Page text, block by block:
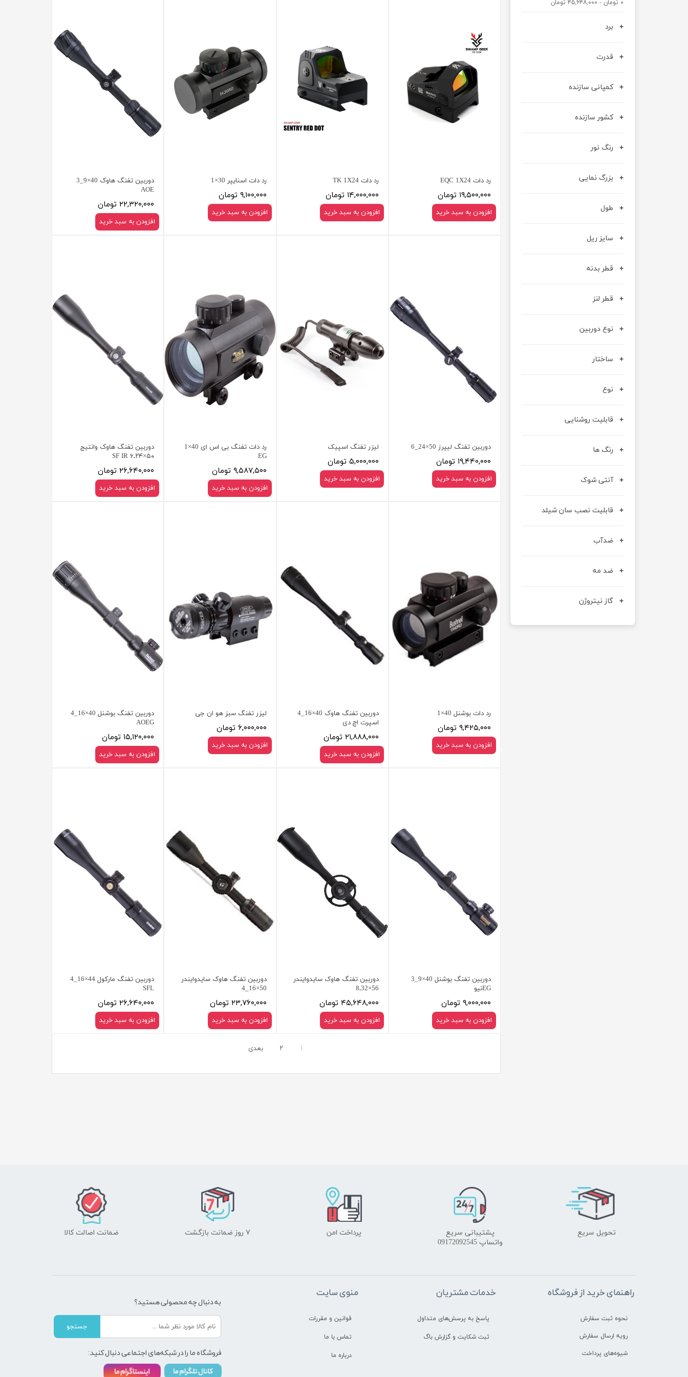
۰ تومان - ۴۵,۶۴۸,۰۰۰ تومان
برد
قدرت
کمپانی سازنده
کشور سازنده
رنگ نور
بزرگ نمایی
طول
سایز ریل
قطر بدنه
قطر لنز
نوع دوربین
ساختار
نوع
قابلیت روشنایی
رنگ ها
آنتی شوک
قابلیت نصب سان شیلد
ضدآب
ضد مه
گاز نیتروژن
رد دات EQC 1X24
۱۹,۵۰۰,۰۰۰ تومان
افزودن به سبد خرید
رد دات TK 1X24
۱۴,۰۰۰,۰۰۰ تومان
افزودن به سبد خرید
رد دات اسنایپر 30×1
۹,۱۰۰,۰۰۰ تومان
افزودن به سبد خرید
دوربین تفنگ هاوک 40×9_3
AOE
۲۲,۳۲۰,۰۰۰ تومان
افزودن به سبد خرید
دوربین تفنگ لیپرز 50×24_6
۱۹,۴۴۰,۰۰۰ تومان
افزودن به سبد خرید
لیزر تفنگ اسپیک
۵,۰۰۰,۰۰۰ تومان
افزودن به سبد خرید
رد دات تفنگ بی اس ای 40×1
EG
۹,۵۸۷,۵۰۰ تومان
افزودن به سبد خرید
دوربین تفنگ هاوک وانتیج
۵۰×۲۴ـ۶ SF IR
۲۶,۶۴۰,۰۰۰ تومان
افزودن به سبد خرید
رد دات بوشنل 40×1
۹,۴۲۵,۰۰۰ تومان
افزودن به سبد خرید
دوربین تفنگ هاوک 40×16_4
اسپرت اچ دی
۲۱,۸۸۸,۰۰۰ تومان
افزودن به سبد خرید
لیزر تفنگ سبز هو ان جی
۶,۰۰۰,۰۰۰ تومان
افزودن به سبد خرید
دوربین تفنگ بوشنل 40×16_4
AOEG
۱۵,۱۲۰,۰۰۰ تومان
افزودن به سبد خرید
دوربین تفنگ بوشنل 40×9_3
EGنیو
۹,۰۰۰,۰۰۰ تومان
افزودن به سبد خرید
دوربین تفنگ هاوک سایدوایندر
56×32ـ8
۴۵,۶۴۸,۰۰۰ تومان
افزودن به سبد خرید
دوربین تفنگ هاوک سایدوایندر
50×16_4
۲۳,۷۶۰,۰۰۰ تومان
افزودن به سبد خرید
دوربین تفنگ مارکول 44×16_4
SFL
۲۶,۶۴۰,۰۰۰ تومان
افزودن به سبد خرید
۱ ۲ بعدی
تحویل سریع
پشتیبانی سریع
واتساپ 09172092545
پرداخت امن ۷ روز ضمانت بازگشت ضمانت اصالت کالا
راهنمای خرید از فروشگاه
نحوه ثبت سفارش
رویه ارسال سفارش
شیوه‌های پرداخت
خدمات مشتریان
پاسخ به پرسش‌های متداول
ثبت شکایت و گزارش باگ
منوی سایت
قوانین و مقررات
تماس با ما
درباره ما
به دنبال چه محصولی هستید؟
جستجو
فروشگاه ما را در شبکه‌های اجتماعی دنبال کنید: